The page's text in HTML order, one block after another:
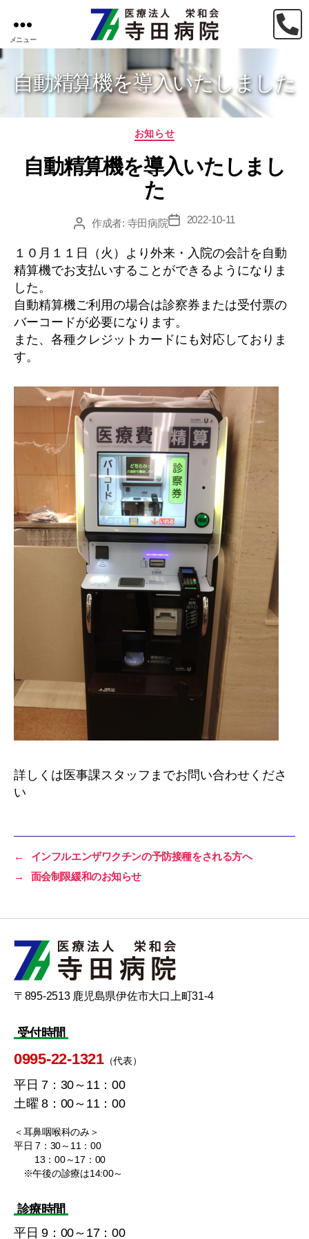
メニュー
医
療
法
人
会
寺
田
病
院
自動精算機を導入いたしました
カ
ゴ
リ
ー
お知らせ
自動精算機を導入いたしまし
た
投
者
作成者: 寺田病院 投
日
2022-10-11
１０月１１日（火）より外来・入院の会計を自動
精算機でお支払いすることができるようになりま
した。
自動精算機ご利用の場合は診察券または受付票の
バーコードが必要になります。
また、各種クレジットカードにも対応しておりま
す。
詳しくは医事課スタッフまでお問い合わせくださ
い
←
インフルエンザワクチンの予防接種をされる方へ
→
面会制限緩和のお知らせ
〒895-2513 鹿児島県伊佐市大口上町31-4
受付時間
0995-22-1321（代表）
平日 7：30～11：00
土曜 8：00～11：00
＜耳鼻咽喉科のみ＞
平日 7：30～11：00
13：00～17：00
※午後の診療は14:00～
診療時間
平日 9：00～17：00